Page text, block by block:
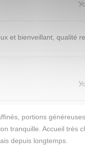
et bienveillant, qualité
portions
tranquille. Accueil très
depuis longtemps.